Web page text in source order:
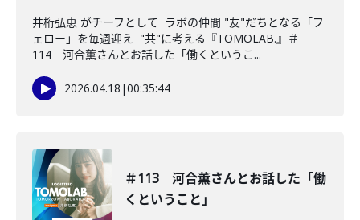
井桁弘恵 がチーフとして ラボの仲間 "友"だちとなる「フ
ェロー」を毎週迎え "共"に考える『TOMOLAB.』＃
114 河合薫さんとお話した「働くというこ...
2026.04.18 |00:35:44
＃113 河合薫さんとお話した「働
くということ」